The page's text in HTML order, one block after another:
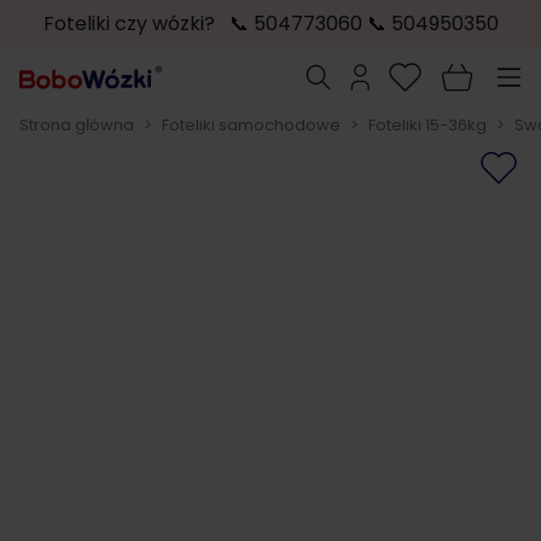
Foteliki czy wózki? 📞 504773060 📞 504950350
Szukaj
Strona główna > Foteliki samochodowe > Foteliki 15-36kg >